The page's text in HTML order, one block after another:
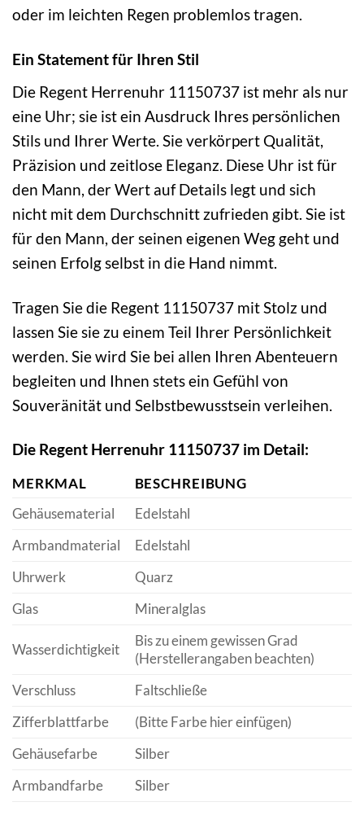
oder im leichten Regen problemlos tragen.
Ein Statement für Ihren Stil
Die Regent Herrenuhr 11150737 ist mehr als nur
eine Uhr; sie ist ein Ausdruck Ihres persönlichen
Stils und Ihrer Werte. Sie verkörpert Qualität,
Präzision und zeitlose Eleganz. Diese Uhr ist für
den Mann, der Wert auf Details legt und sich
nicht mit dem Durchschnitt zufrieden gibt. Sie ist
für den Mann, der seinen eigenen Weg geht und
seinen Erfolg selbst in die Hand nimmt.
Tragen Sie die Regent 11150737 mit Stolz und
lassen Sie sie zu einem Teil Ihrer Persönlichkeit
werden. Sie wird Sie bei allen Ihren Abenteuern
begleiten und Ihnen stets ein Gefühl von
Souveränität und Selbstbewusstsein verleihen.
Die Regent Herrenuhr 11150737 im Detail:
MERKMAL
BESCHREIBUNG
Gehäusematerial
Edelstahl
Armbandmaterial
Edelstahl
Uhrwerk
Quarz
Glas
Mineralglas
Wasserdichtigkeit
Bis zu einem gewissen Grad
(Herstellerangaben beachten)
Verschluss
Faltschließe
Zifferblattfarbe
(Bitte Farbe hier einfügen)
Gehäusefarbe
Silber
Armbandfarbe
Silber